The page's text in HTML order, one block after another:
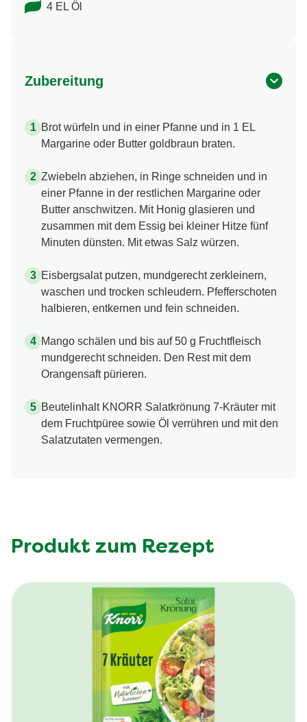
4 EL Öl
Zubereitung
Brot würfeln und in einer Pfanne und in 1 EL
Margarine oder Butter goldbraun braten.
Zwiebeln abziehen, in Ringe schneiden und in
einer Pfanne in der restlichen Margarine oder
Butter anschwitzen. Mit Honig glasieren und
zusammen mit dem Essig bei kleiner Hitze fünf
Minuten dünsten. Mit etwas Salz würzen.
Eisbergsalat putzen, mundgerecht zerkleinern,
waschen und trocken schleudern. Pfefferschoten
halbieren, entkernen und fein schneiden.
Mango schälen und bis auf 50 g Fruchtfleisch
mundgerecht schneiden. Den Rest mit dem
Orangensaft pürieren.
Beutelinhalt KNORR Salatkrönung 7-Kräuter mit
dem Fruchtpüree sowie Öl verrühren und mit den
Salatzutaten vermengen.
Produkt zum Rezept